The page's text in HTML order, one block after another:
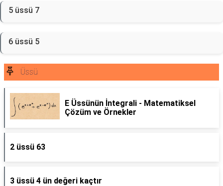
5 üssü 7
6 üssü 5
Üssü
E Üssünün İntegrali - Matematiksel
Çözüm ve Örnekler
2 üssü 63
3 üssü 4 ün değeri kaçtır